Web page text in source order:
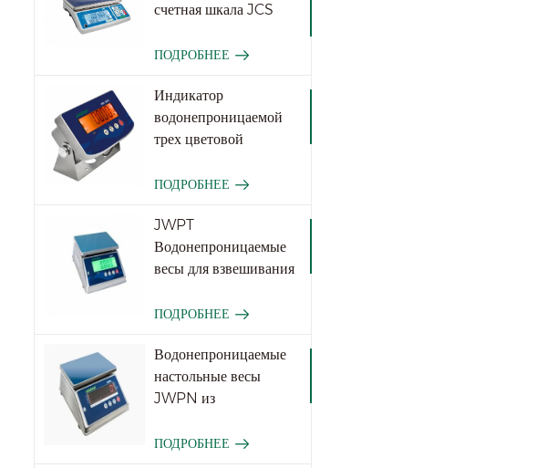
счетная шкала JCS
ПОДРОБНЕЕ
Индикатор
водонепроницаемой
трех цветовой
Три цвета
ПОДРОБНЕЕ
JWPT
Водонепроницаемые
весы для взвешивания
ПОДРОБНЕЕ
Водонепроницаемые
настольные весы
JWPN из
ПОДРОБНЕЕ